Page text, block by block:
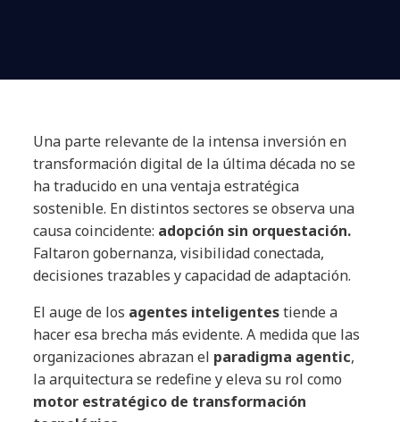
Una parte relevante de la intensa inversión en
transformación digital de la última década no se
ha traducido en una ventaja estratégica
sostenible. En distintos sectores se observa una
causa coincidente: adopción sin orquestación.
Faltaron gobernanza, visibilidad conectada,
decisiones trazables y capacidad de adaptación.
El auge de los agentes inteligentestiende a
hacer esa brecha más evidente. A medida que las
organizaciones abrazan el paradigma agentic,
la arquitectura se redefine y eleva su rol como
motor estratégico de transformación